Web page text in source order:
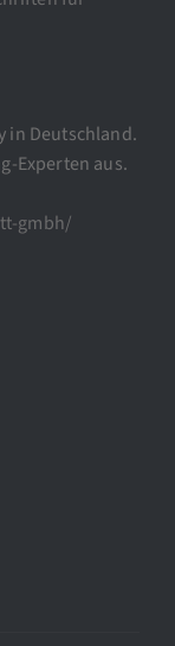
in Deutschland.
Experten aus.
gmbh/